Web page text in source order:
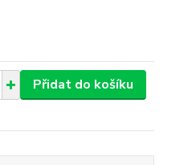
Přidat do košíku